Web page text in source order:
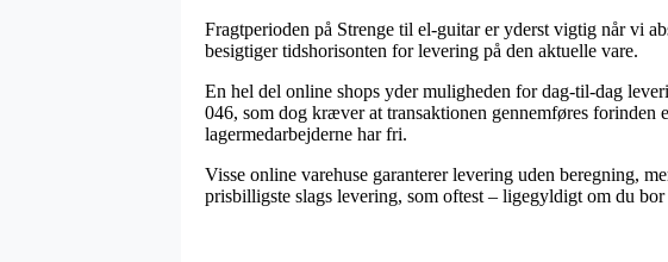
Fragtperioden på Strenge til el-guitar er yderst vigtig når vi
besigtiger tidshorisonten for levering på den aktuelle vare.
En hel del online shops yder muligheden for dag-til-dag
046, som dog kræver at transaktionen gennemføres
lagermedarbejderne har fri.
Visse online varehuse garanterer levering uden beregning,
prisbilligste slags levering, som oftest – ligegyldigt om du